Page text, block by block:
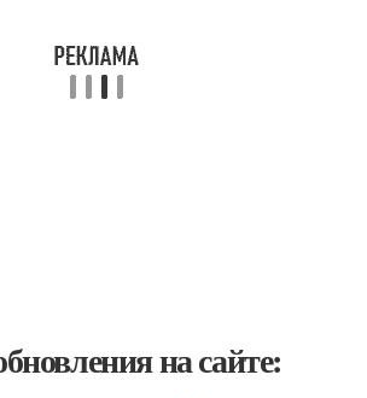
на сайте: